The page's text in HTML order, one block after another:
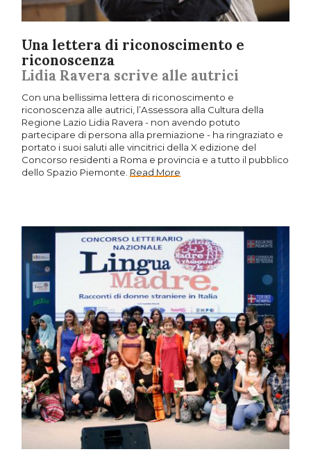
Una lettera di riconoscimento e
riconoscenza
Lidia Ravera scrive alle autrici
Con una bellissima lettera di riconoscimento e
riconoscenza alle autrici, l’Assessora alla Cultura della
Regione Lazio Lidia Ravera - non avendo potuto
partecipare di persona alla premiazione - ha ringraziato e
portato i suoi saluti alle vincitrici della X edizione del
Concorso residenti a Roma e provincia e a tutto il pubblico
dello Spazio Piemonte. Read More